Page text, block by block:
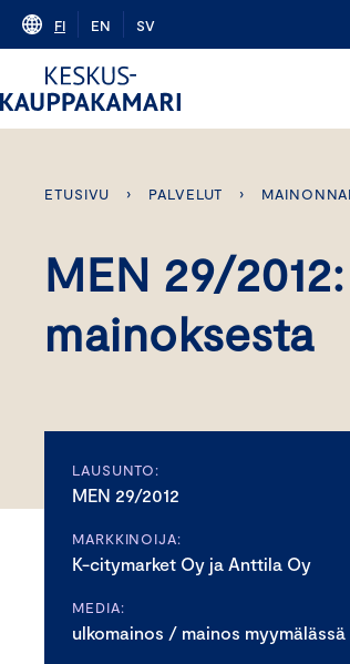
Skip
content
FI EN SV
ETUSIVU › PALVELUT ›
MEN 29/
mainoksesta
LAUSUNTO:
MEN 29/2012
MARKKINOIJA:
K-citymarket Oy ja Anttila Oy
MEDIA:
ulkomainos / mainos myymälässä